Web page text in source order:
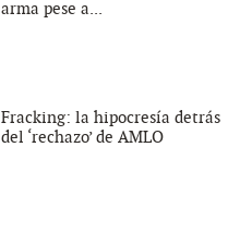
arma pese a...
Fracking: la hipocresía detrás
del ‘rechazo’ de AMLO